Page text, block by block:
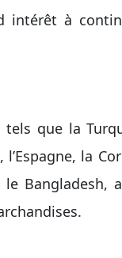
intérêt à
que la
la
le Bangladesh,